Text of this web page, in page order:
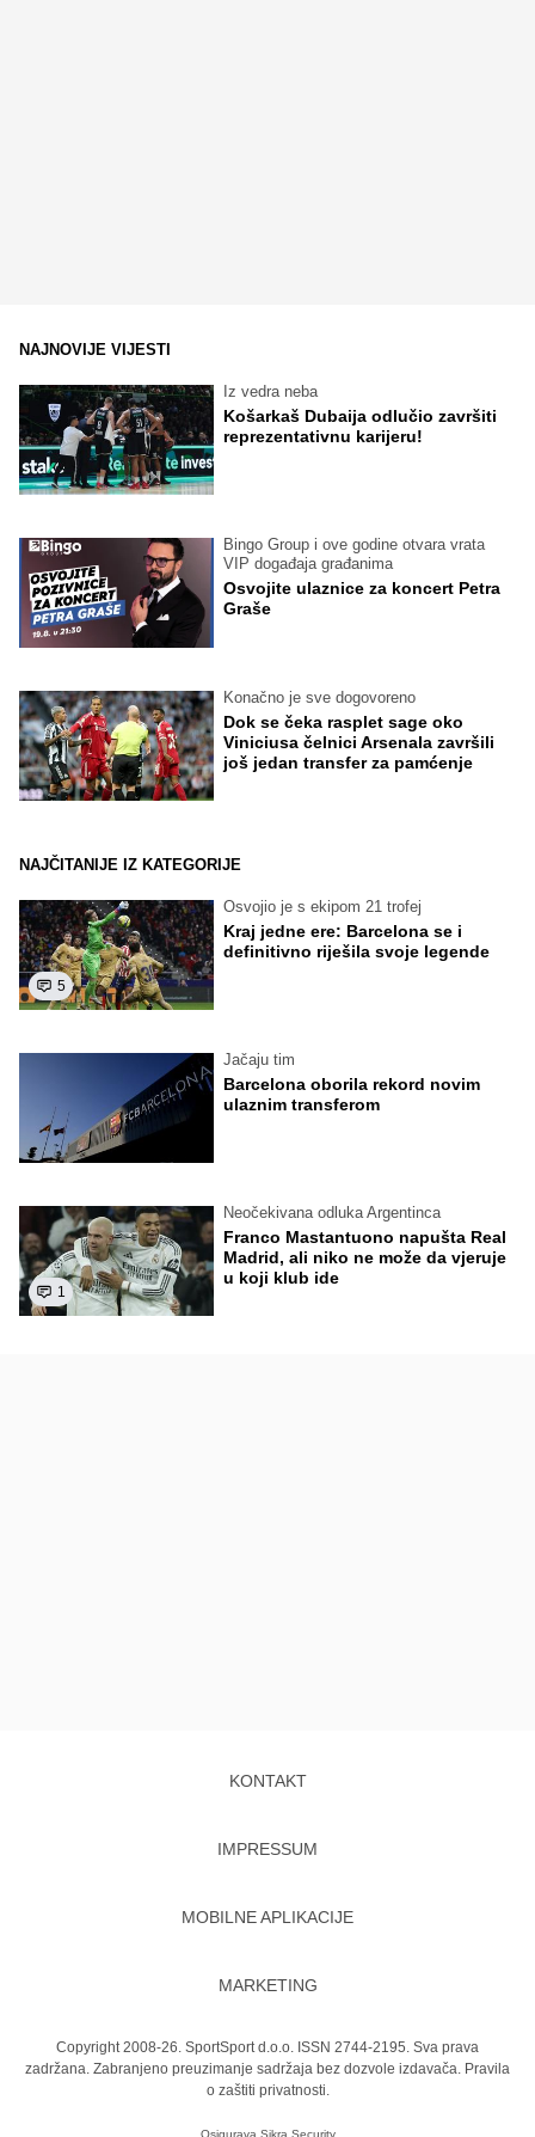
NAJNOVIJE VIJESTI
Iz vedra neba
Košarkaš Dubaija odlučio završiti
reprezentativnu karijeru!
Bingo Group i ove godine otvara vrata
VIP događaja građanima
Osvojite ulaznice za koncert Petra
Graše
Konačno je sve dogovoreno
Dok se čeka rasplet sage oko
Viniciusa čelnici Arsenala završili
još jedan transfer za pamćenje
NAJČITANIJE IZ KATEGORIJE
5
Osvojio je s ekipom 21 trofej
Kraj jedne ere: Barcelona se i
definitivno riješila svoje legende
Jačaju tim
Barcelona oborila rekord novim
ulaznim transferom
1
Neočekivana odluka Argentinca
Franco Mastantuono napušta Real
Madrid, ali niko ne može da vjeruje
u koji klub ide
KONTAKT
IMPRESSUM
MOBILNE APLIKACIJE
MARKETING
Copyright 2008-26. SportSport d.o.o. ISSN 2744-2195. Sva prava
zadržana. Zabranjeno preuzimanje sadržaja bez dozvole izdavača. Pravila
o zaštiti privatnosti.
Osigurava Sikra Security